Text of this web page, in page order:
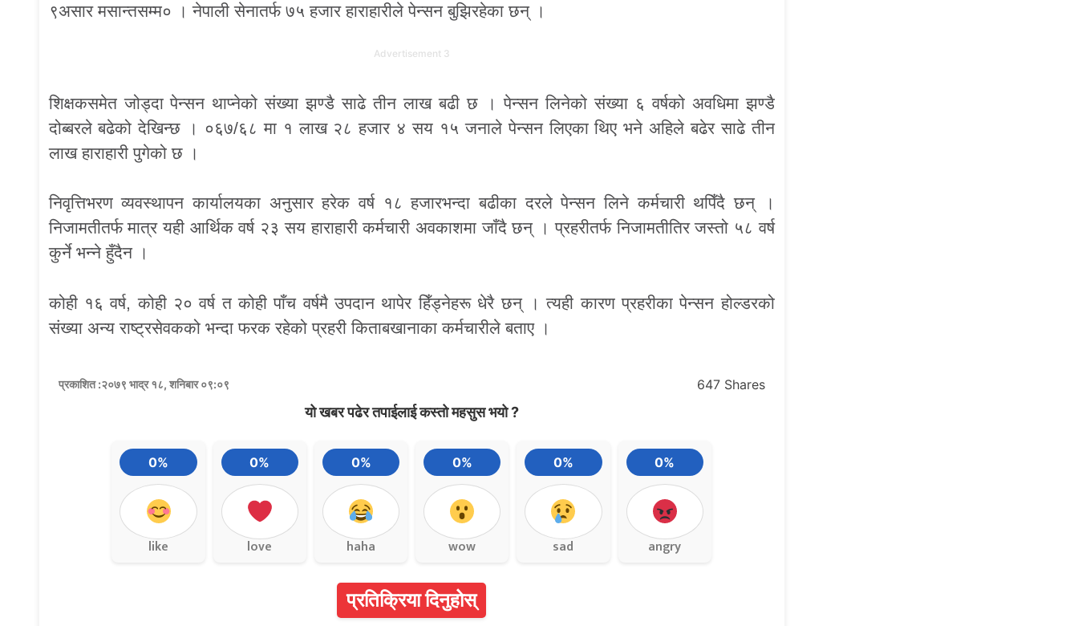
९असार मसान्तसम्म० । नेपाली सेनातर्फ ७५ हजार हाराहारीले पेन्सन बुझिरहेका छन् ।
Advertisement 3
शिक्षकसमेत जोड्दा पेन्सन थाप्नेको संख्या झण्डै साढे तीन लाख बढी छ । पेन्सन लिनेको संख्या ६ वर्षको अवधिमा झण्डै
दोब्बरले बढेको देखिन्छ । ०६७/६८ मा १ लाख २८ हजार ४ सय १५ जनाले पेन्सन लिएका थिए भने अहिले बढेर साढे तीन
लाख हाराहारी पुगेको छ ।
निवृत्तिभरण व्यवस्थापन कार्यालयका अनुसार हरेक वर्ष १८ हजारभन्दा बढीका दरले पेन्सन लिने कर्मचारी थपिँदै छन् ।
निजामतीतर्फ मात्र यही आर्थिक वर्ष २३ सय हाराहारी कर्मचारी अवकाशमा जाँदै छन् । प्रहरीतर्फ निजामतीतिर जस्तो ५८ वर्ष
कुर्ने भन्ने हुँदैन ।
कोही १६ वर्ष, कोही २० वर्ष त कोही पाँच वर्षमै उपदान थापेर हिँड्नेहरू धेरै छन् । त्यही कारण प्रहरीका पेन्सन होल्डरको
संख्या अन्य राष्ट्रसेवकको भन्दा फरक रहेको प्रहरी किताबखानाका कर्मचारीले बताए ।
प्रकाशित :२०७९ भाद्र १८, शनिबार ०९:०९ 647 Shares
यो खबर पढेर तपाईलाई कस्तो महसुस भयो ?
0%
like
0%
love
0%
haha
0%
wow
0%
sad
0%
angry
प्रतिक्रिया दिनुहोस्